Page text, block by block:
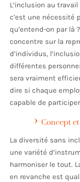
L’inclusion au
c’est une nécessité
qu’entend-on par là
concentre sur la
d’individus,
différentes
sera vraiment
dire si chaque
capable de
Concept
La diversité sans
une variété
harmoniser le tout.
en revanche est